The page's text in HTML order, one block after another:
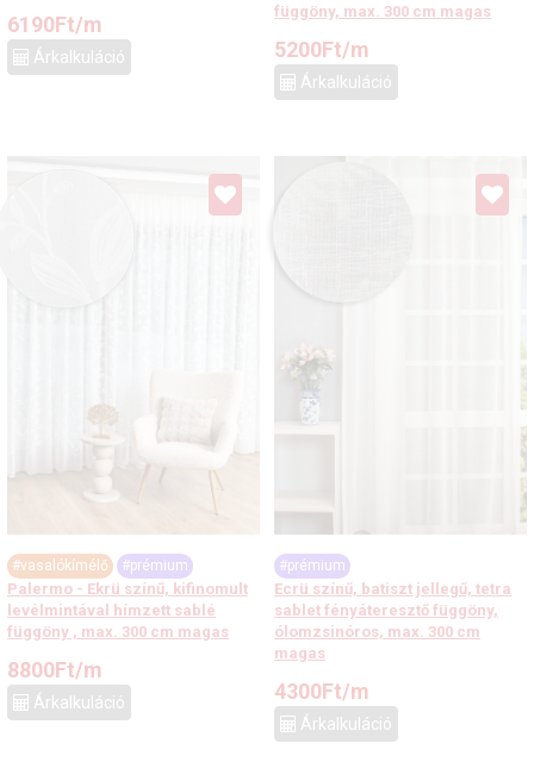
6190Ft/m
Árkalkuláció
függöny, max. 300 cm magas
5200Ft/m
Árkalkuláció
#vasalókímélő #prémium
Palermo - Ekrü színű, kifinomult
levélmintával hímzett sablé
függöny , max. 300 cm magas
8800Ft/m
Árkalkuláció
#prémium
Ecrü színű, batiszt jellegű, tetra
sablet fényáteresztő függöny,
ólomzsinóros, max. 300 cm
magas
4300Ft/m
Árkalkuláció